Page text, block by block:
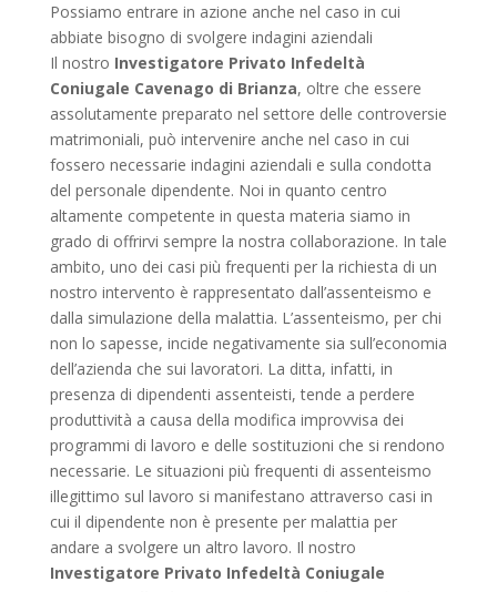
Possiamo entrare in azione anche nel caso in cui
abbiate bisogno di svolgere indagini aziendali
Il nostro Investigatore Privato Infedeltà
Coniugale Cavenago di Brianza, oltre che essere
assolutamente preparato nel settore delle controversie
matrimoniali, può intervenire anche nel caso in cui
fossero necessarie indagini aziendali e sulla condotta
del personale dipendente. Noi in quanto centro
altamente competente in questa materia siamo in
grado di offrirvi sempre la nostra collaborazione. In tale
ambito, uno dei casi più frequenti per la richiesta di un
nostro intervento è rappresentato dall’assenteismo e
dalla simulazione della malattia. L’assenteismo, per chi
non lo sapesse, incide negativamente sia sull’economia
dell’azienda che sui lavoratori. La ditta, infatti, in
presenza di dipendenti assenteisti, tende a perdere
produttività a causa della modifica improvvisa dei
programmi di lavoro e delle sostituzioni che si rendono
necessarie. Le situazioni più frequenti di assenteismo
illegittimo sul lavoro si manifestano attraverso casi in
cui il dipendente non è presente per malattia per
andare a svolgere un altro lavoro. Il nostro
Investigatore Privato Infedeltà Coniugale